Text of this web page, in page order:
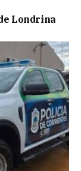
Londrina